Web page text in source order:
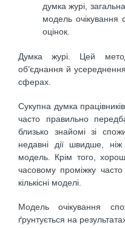
думка журі,
модель очікування
оцінок.
Думка журі. Цей
об’єднання й
сферах.
Сукупна думка
часто правильно
близько знайомі зі
недавні дії швидше, ніж
модель. Крім того,
часовому проміжку
кількісні моделі.
Модель очікування
ґрунтується на